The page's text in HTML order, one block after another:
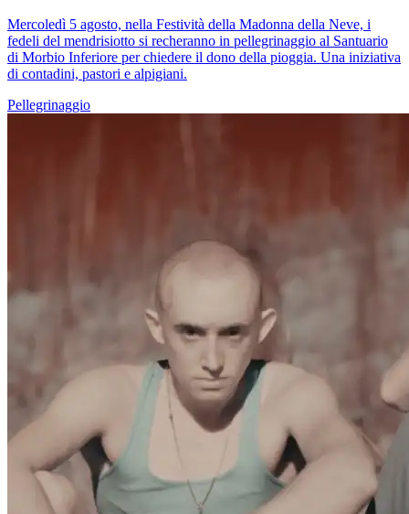
Mercoledì 5 agosto, nella Festività della Madonna della Neve, i
fedeli del mendrisiotto si recheranno in pellegrinaggio al Santuario
di Morbio Inferiore per chiedere il dono della pioggia. Una iniziativa
di contadini, pastori e alpigiani.
Pellegrinaggio